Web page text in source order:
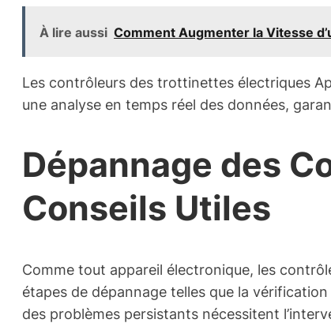
À lire aussi Comment Augmenter la Vitesse
Les contrôleurs des trottinettes électriques
une analyse en temps réel des données,
Dépannage des
Conseils Utiles
Comme tout appareil électronique, les
étapes de dépannage telles que la
des problèmes persistants nécessitent